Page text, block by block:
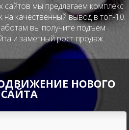
мы предлагаем комплекс
на качественный вывод в топ-10.
вы получите подъем
и заметный рост продаж.
НОВОГО
САЙТА